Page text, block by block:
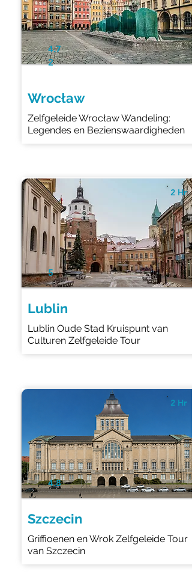
4.7
2
Wrocław
Zelfgeleide Wrocław Wandeling:
Legendes en Bezienswaardigheden
5
Lublin
Lublin Oude Stad Kruispunt van
Culturen Zelfgeleide Tour
2 Hr
4.8
Szczecin
Griffioenen en Wrok Zelfgeleide Tour
van Szczecin
2 Hr